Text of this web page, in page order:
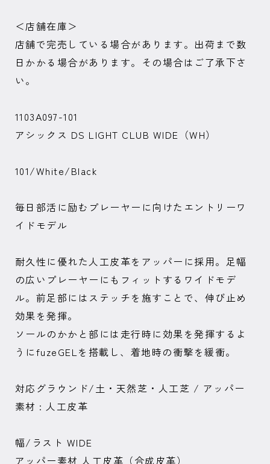
＜店舗在庫＞
店舗で完売している場合があります。出荷まで数
日かかる場合があります。その場合はご了承下さ
い。
1103A097-101
アシックス DS LIGHT CLUB WIDE（WH）
101/White/Black
毎日部活に励むプレーヤーに向けたエントリーワ
イドモデル
耐久性に優れた人工皮革をアッパーに採用。足幅
の広いプレーヤーにもフィットするワイドモデ
ル。前足部にはステッチを施すことで、伸び止め
効果を発揮。
ソールのかかと部には走行時に効果を発揮するよ
うにfuzeGELを搭載し、着地時の衝撃を緩衝。
対応グラウンド/土・天然芝・人工芝 / アッパー
素材 : 人工皮革
幅/ラスト WIDE
アッパー素材 人工皮革（合成皮革）